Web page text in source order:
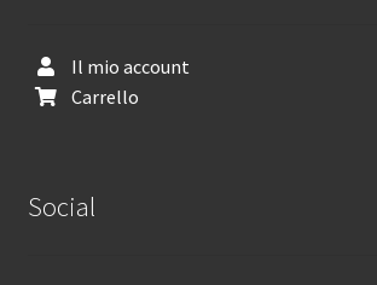
Il mio account
Carrello
Social